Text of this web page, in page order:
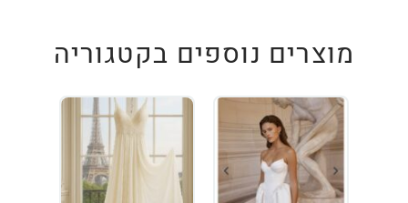
מוצרים נוספים בקטגוריה